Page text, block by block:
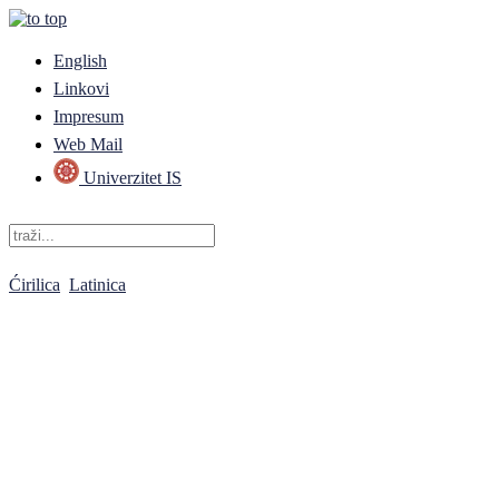
English
Linkovi
Impresum
Web Mail
Univerzitet IS
Ćirilica Latinica